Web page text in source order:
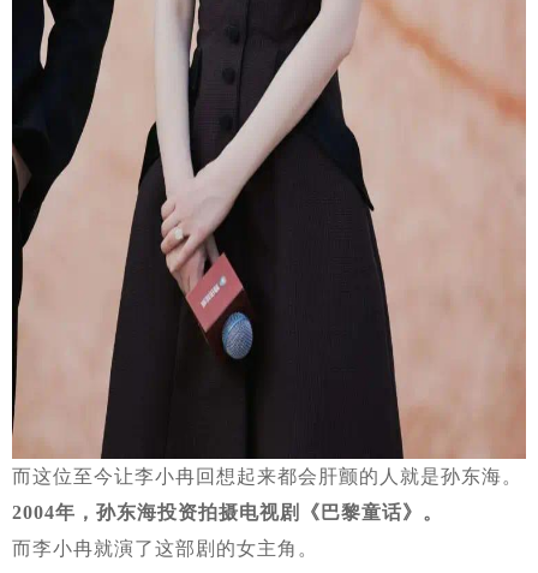
而这位至今让李小冉回想起来都会肝颤的人就是孙东海。
2004年，孙东海投资拍摄电视剧《巴黎童话》。
而李小冉就演了这部剧的女主角。